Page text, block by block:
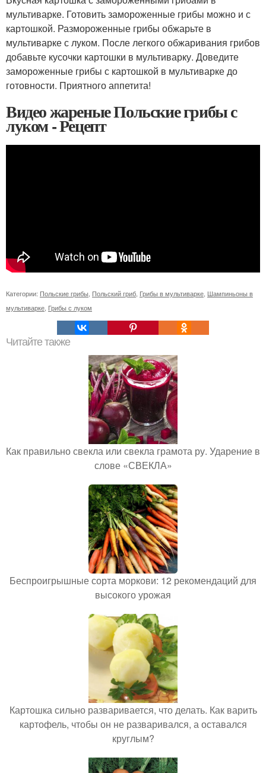
мультиварке. Готовить замороженные грибы можно и с
картошкой. Размороженные грибы обжарьте в
мультиварке с луком. После легкого обжаривания грибов
добавьте кусочки картошки в мультиварку. Доведите
замороженные грибы с картошкой в мультиварке до
готовности. Приятного аппетита!
Видео жареные Польские грибы с
луком - Рецепт
Категории: Польские грибы Польский гриб Грибы в мультиварке Шампиньоны в
мультиварке Грибы с луком
Читайте также
Как правильно свекла или свекла грамота ру. Ударение в
слове «СВЕКЛА»
Беспроигрышные сорта моркови: 12 рекомендаций для
высокого урожая
Картошка сильно разваривается, что делать. Как варить
картофель, чтобы он не разваривался, а оставался
круглым?